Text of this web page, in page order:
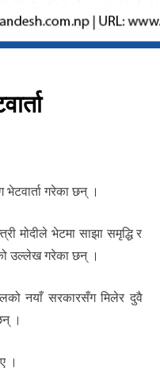
भेटवार्ता गरेका छन् ।
मोदीले भेटमा साझा समृद्धि र
उल्लेख गरेका छन् ।
नयाँ सरकारसँग मिलेर दुवै
।
।